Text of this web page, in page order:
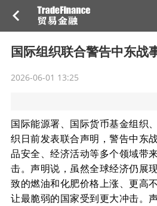
国际组织联合警告中东战
2026-06-01 13:25
国际能源署、国际货币基金组织
织日前发表联合声明，警告中东
品安全、经济活动等多个领域带
击。声明说，虽然全球经济仍展
致的燃油和化肥价格上涨、更高
让最脆弱的国家受到更大冲击。
热
点
目
贸金
贸金微博
贸金书店
贸金投融 （投融资信息平
活动
研习社